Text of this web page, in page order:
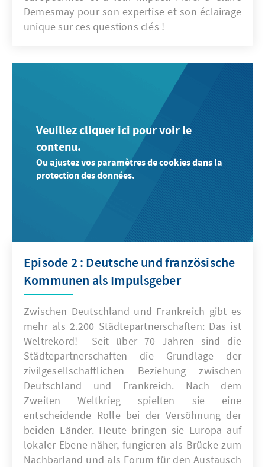
Demesmay pour son expertise et son éclairage
unique sur ces questions clés !
Veuillez cliquer ici pour voir le
contenu.
Ou ajustez vos paramètres de cookies dans la
protection des données.
Episode 2 : Deutsche und französische
Kommunen als Impulsgeber
Zwischen Deutschland und Frankreich gibt es
mehr als 2.200 Städtepartnerschaften: Das ist
Weltrekord! ‌ Seit über 70 Jahren sind die
Städtepartnerschaften die Grundlage der
zivilgesellschaftlichen Beziehung zwischen
Deutschland und Frankreich. Nach dem
Zweiten Weltkrieg spielten sie eine
entscheidende Rolle bei der Versöhnung der
beiden Länder. Heute bringen sie Europa auf
lokaler Ebene näher, fungieren als Brücke zum
Nachbarland und als Forum für den Austausch